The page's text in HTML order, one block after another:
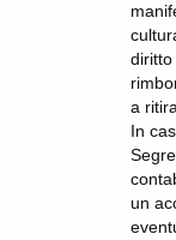
diritto
a
In
un